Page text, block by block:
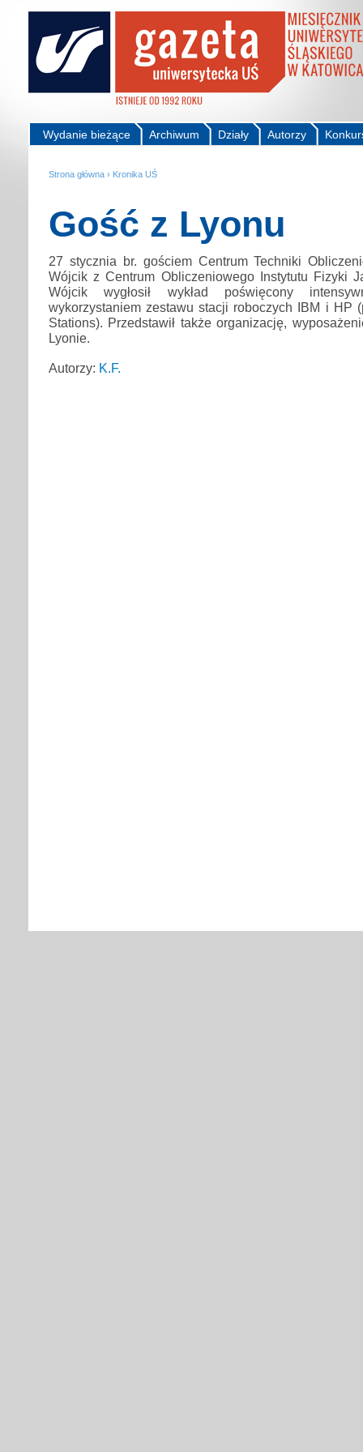
Autorzy
Działy
Archiwum
Wydanie bieżące
Strona główna › Kronika UŚ
Gość z Lyonu
27 stycznia br. gościem Centrum Techniki
Wójcik z Centrum Obliczeniowego Instytutu Fizyki
Wójcik wygłosił wykład poświęcony
wykorzystaniem zestawu stacji roboczych IBM i HP
Stations). Przedstawił także organizację,
Lyonie.
Autorzy: K.F.